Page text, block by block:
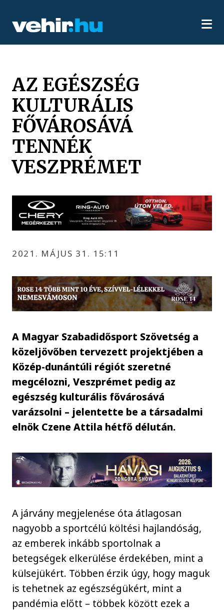
AZ EGÉSZSÉG
KULTURÁLIS
FŐVÁROSÁVÁ
TENNÉK
VESZPRÉMET
2021. MÁJUS 31. 15:11
A Magyar Szabadidősport Szövetség a
közeljövőben tervezett projektjében a
Közép-dunántúli régiót szeretné
megcélozni, Veszprémet pedig az
egészség kulturális fővárosává
varázsolni – jelentette be a társadalmi
elnök Czene Attila hétfő délután.
A járvány megjelenése óta átlagosan
nagyobb a sportcélú költési hajlandóság,
az emberek inkább sportolnak a
betegségek elkerülése érdekében, mint a
külsejükért. Többen érzik úgy, hogy maguk
is tehetnek az egészségükért, mint a
pandémia előtt – többek között ezek a